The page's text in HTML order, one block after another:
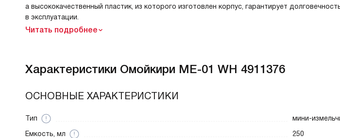
а высококачественный пластик, из которого изготовлен корпус, гарантирует
в эксплуатации.
Читать подробнее
Характеристики Омойкири ME-01 WH 4911376
ОСНОВНЫЕ ХАРАКТЕРИСТИКИ
Тип
мини-
Емкость, мл
250